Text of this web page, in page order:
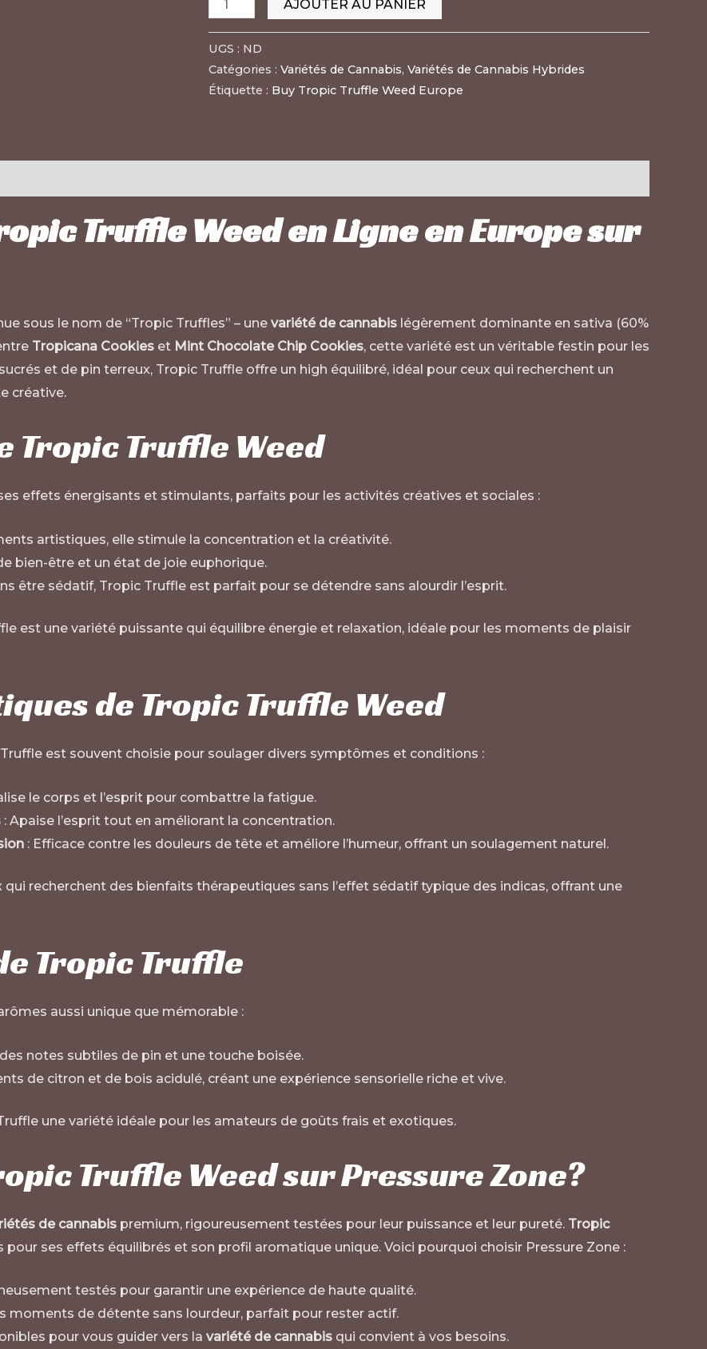
AJOUTER AU PANIER
UGS : ND
Catégories : Variétés de Cannabis, Variétés de Cannabis Hybrides
Étiquette : Buy Tropic Truffle Weed Europe
Truffle Weed en Ligne en Europe sur
sous le nom de “Tropic Truffles” – une variété de cannabis légèrement dominante en sativa (60%
Tropicana Cookies et Mint Chocolate Chip Cookies, cette variété est un véritable festin pour les
et de pin terreux, Tropic Truffle offre un high équilibré, idéal pour ceux qui recherchent un
créative.
Tropic Truffle Weed
effets énergisants et stimulants, parfaits pour les activités créatives et sociales :
artistiques, elle stimule la concentration et la créativité.
bien-être et un état de joie euphorique.
être sédatif, Tropic Truffle est parfait pour se détendre sans alourdir l’esprit.
est une variété puissante qui équilibre énergie et relaxation, idéale pour les moments de plaisir
de Tropic Truffle Weed
est souvent choisie pour soulager divers symptômes et conditions :
le corps et l’esprit pour combattre la fatigue.
: Apaise l’esprit tout en améliorant la concentration.
: Efficace contre les douleurs de tête et améliore l’humeur, offrant un soulagement naturel.
recherchent des bienfaits thérapeutiques sans l’effet sédatif typique des indicas, offrant une
Tropic Truffle
aussi unique que mémorable :
notes subtiles de pin et une touche boisée.
de citron et de bois acidulé, créant une expérience sensorielle riche et vive.
une variété idéale pour les amateurs de goûts frais et exotiques.
Truffle Weed surPressure Zone?
de cannabis premium, rigoureusement testées pour leur puissance et leur pureté. Tropic
pour ses effets équilibrés et son profil aromatique unique. Voici pourquoi choisir Pressure Zone :
testés pour garantir une expérience de haute qualité.
moments de détente sans lourdeur, parfait pour rester actif.
pour vous guider vers la variété de cannabis qui convient à vos besoins.